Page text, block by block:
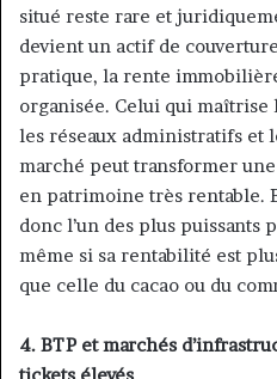
situé reste rare et
devient un actif de
pratique, la rente
organisée. Celui qui maîtrise
les réseaux administratifs et
marché peut transformer
en patrimoine très rentable.
donc l’un des plus puissants
même si sa rentabilité est
que celle du cacao ou du
4. BTP et marchés